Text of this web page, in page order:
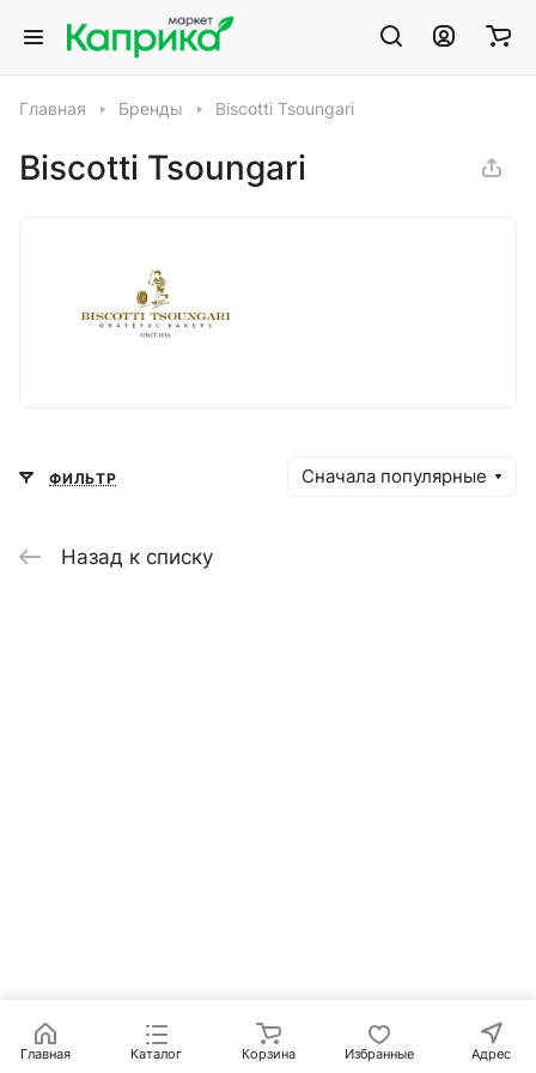
Главная Бренды Biscotti Tsoungari
Biscotti Tsoungari
ФИЛЬТР Сначала популярные
Назад к списку
Главная Каталог Корзина Избранные Адрес